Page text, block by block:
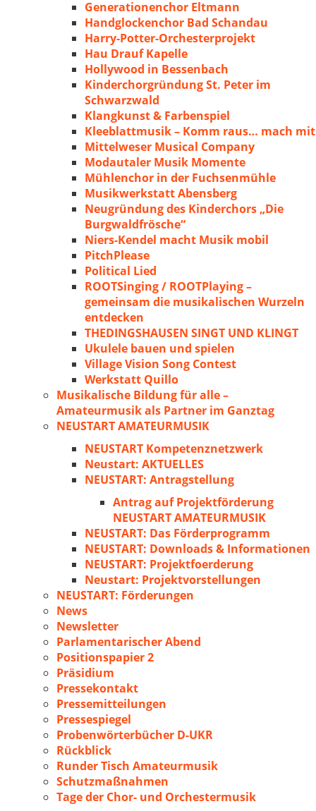
Generationenchor Eltmann
Handglockenchor Bad Schandau
Harry-Potter-Orchesterprojekt
Hau Drauf Kapelle
Hollywood in Bessenbach
Kinderchorgründung St. Peter im
Schwarzwald
Klangkunst & Farbenspiel
Kleeblattmusik – Komm raus… mach mit
Mittelweser Musical Company
Modautaler Musik Momente
Mühlenchor in der Fuchsenmühle
Musikwerkstatt Abensberg
Neugründung des Kinderchors „Die
Burgwaldfrösche“
Niers-Kendel macht Musik mobil
PitchPlease
Political Lied
ROOTSinging / ROOTPlaying –
gemeinsam die musikalischen Wurzeln
entdecken
THEDINGSHAUSEN SINGT UND KLINGT
Ukulele bauen und spielen
Village Vision Song Contest
Werkstatt Quillo
Musikalische Bildung für alle –
Amateurmusik als Partner im Ganztag
NEUSTART AMATEURMUSIK
NEUSTART Kompetenznetzwerk
Neustart: AKTUELLES
NEUSTART: Antragstellung
Antrag auf Projektförderung
NEUSTART AMATEURMUSIK
NEUSTART: Das Förderprogramm
NEUSTART: Downloads & Informationen
NEUSTART: Projektfoerderung
Neustart: Projektvorstellungen
NEUSTART: Förderungen
News
Newsletter
Parlamentarischer Abend
Positionspapier 2
Präsidium
Pressekontakt
Pressemitteilungen
Pressespiegel
Probenwörterbücher D-UKR
Rückblick
Runder Tisch Amateurmusik
Schutzmaßnahmen
Tage der Chor- und Orchestermusik